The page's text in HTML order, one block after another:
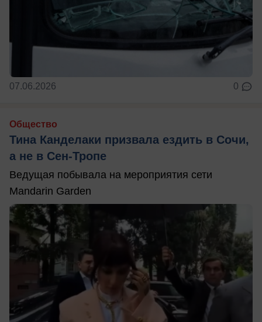
07.06.2026 0
Общество
Тина Канделаки призвала ездить в Сочи,
а не в Сен-Тропе
Ведущая побывала на мероприятия сети
Mandarin Garden